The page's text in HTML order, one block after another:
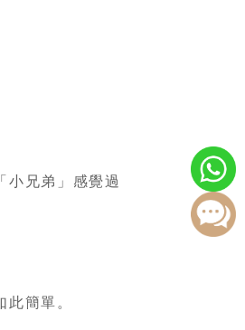
小兄弟」感覺過
簡單。